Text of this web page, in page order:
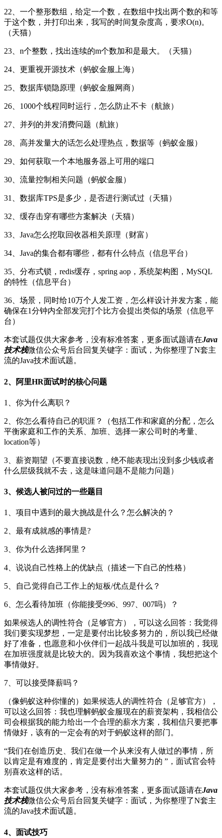
22、一个整形数组，给定一个数，在数组中找出两个数的和等
于这个数，并打印出来，我写的时间复杂度高，要求O(n)。
（天猫）
23、n个整数，找出连续的m个数加和是最大。（天猫）
24、更重视开源技术（蚂蚁金服上海）
25、数据库锁隐原理（蚂蚁金服网商）
26、1000个线程同时运行，怎么防止不卡（航旅）
27、并列的并发消费问题（航旅）
28、高并发量大的话怎么处理热点，数据等（蚂蚁金服）
29、如何获取一个本地服务器上可用的端口
30、流量控制相关问题（蚂蚁金服）
31、数据库TPS是多少，是否进行测试过（天猫）
32、缓存击穿有哪些方案解决（天猫）
33、Java怎么挖取回收器相关原理（财富）
34、Java的集合都有哪些，都有什么特点（信息平台）
35、分布式锁，redis缓存，spring aop，系统架构图，MySQL
的特性（信息平台）
36、场景，同时给10万个人发工资，怎么样设计并发方案，能
确保在1分钟内全部发完打个比方会提出类似的场景（信息平
台）
本套试题仅供大家参考，没有标准答案，更多面试题请在Java
技术栈微信公众号后台回复关键字：面试，为你整理了N套主
流的Java技术面试题。
2、阿里HR面试时的核心问题
1、你为什么离职？
2、你怎么看待自己的职涯？（包括工作和家庭的分配，怎么
平衡家庭和工作的关系、加班、选择一家公司时的考量、
location等）
3、薪资期望（不要直接说数，绝不能表现出没到多少钱或者
什么层级我就不去，这是味道问题不是能力问题）
3、候选人被问过的一些题目
1、项目中遇到的最大挑战是什么？怎么解决的？
2、最有成就感的事情是?
3、你为什么选择阿里？
4、说说自己性格上的优缺点（描述一下自己的性格）
5、自己觉得自己工作上的短板/优点是什么？
6、怎么看待加班（你能接受996、997、007吗）？
如果候选人的调性符合（足够官方），可以这么回答：我觉得
我们要实现梦想，一定是要付出比较多努力的，所以我已经做
好了准备，也愿意和小伙伴们一起战斗我是可以加班的，我现
在加班强度就是比较大的。因为我喜欢这个事情，我想把这个
事情做好。
7、可以接受降薪吗？
（像蚂蚁这种你懂的）如果候选人的调性符合（足够官方），
可以这么回答：我也理解蚂蚁金服现在的薪资架构，我相信公
司会根据我的能力给出一个合理的薪水方案，我相信只要把事
情做好，该有的一定会有的对于蚂蚁这样的部门。
“我们在创造历史、我们在做一个从来没有人做过的事情，所
以肯定是有难度的，肯定是要付出大量努力的 ”，面试官会特
别喜欢这样的话。
本套试题仅供大家参考，没有标准答案，更多面试题请在Java
技术栈微信公众号后台回复关键字：面试，为你整理了N套主
流的Java技术面试题。
4、面试技巧